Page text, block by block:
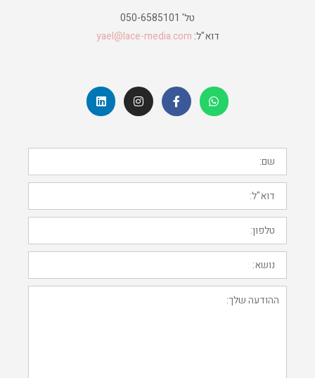
טל' 050-6585101
דוא"ל: yael@lace-media.com
שם:
דוא"ל:
טלפון:
נושא:
ההודעה
שלך: